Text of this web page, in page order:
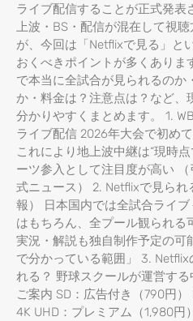
ライブ配信することが正式発表
上波・BS・配信が混在して視
が、今回は「Netflixで見る」と
おくべきポイントが多くありま
で本当に全試合が見られるのか
か・料金は？注意点は？など、
分かりやすくまとめます。 1.
ライブ配信 2026年大会で初め
これにより地上波中継は“現時
ーツ参入として注目度が高い
式ニュース） 2. Netflixで見ら
報） 日本国内では全試合ライ
はもちろん、全プール観られる
実況・解説も独自制作予定の
で分かっている範囲」 3.
れる？ 野球スクールが運営す
ご案内 SD：広告付き（790円）
4K UHD：プレミアム（1,980